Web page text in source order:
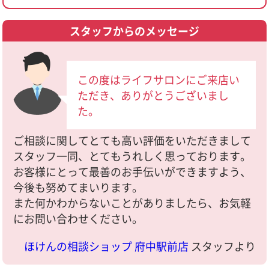
スタッフからのメッセージ
この度はライフサロンにご来店い
ただき、ありがとうございまし
た。
ご相談に関してとても高い評価をいただきまして
スタッフ一同、とてもうれしく思っております。
お客様にとって最善のお手伝いができますよう、
今後も努めてまいります。
また何かわからないことがありましたら、お気軽
にお問い合わせください。
ほけんの相談ショップ 府中駅前店 スタッフより